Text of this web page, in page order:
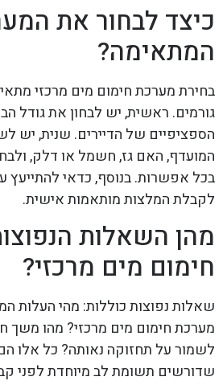
כיצד לבחור את
המתאימה?
בחירת מערכת חימום מים מרכזי
גורמים. ראשית, יש לבחון את גודל
הספציפיים של הדיירים. שנית, יש
המועדף, האם גז, חשמל או דלק,
בכל אפשרות. בנוסף, כדאי להתייעץ
לקבלת המלצות מותאמות אישית.
מהן השאלות
חימום מים מרכזי?
שאלות נפוצות כוללות: מהי העלות
מערכת חימום מים מרכזי? מהו משך
לשמור על תחזוקה נאותה? כל אלו
שדורשים תשומת לב מיוחדת לפני